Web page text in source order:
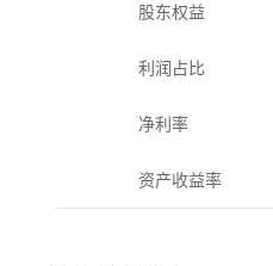
股东权益
利润占比
净利率
资产收益率